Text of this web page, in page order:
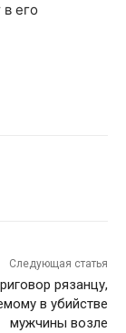
его
Следующая статья
рязанцу,
в убийстве
мужчины возле